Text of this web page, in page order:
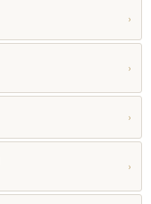
›
›
›
›